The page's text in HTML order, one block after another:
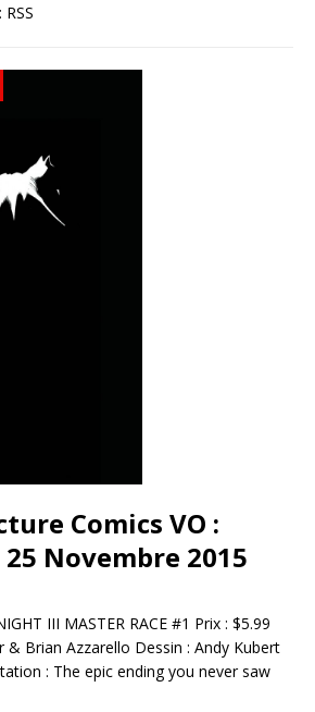
RSS
Comics VO :
Novembre 2015
III MASTER RACE #1 Prix : $5.99
& Brian Azzarello Dessin : Andy Kubert
: The epic ending you never saw